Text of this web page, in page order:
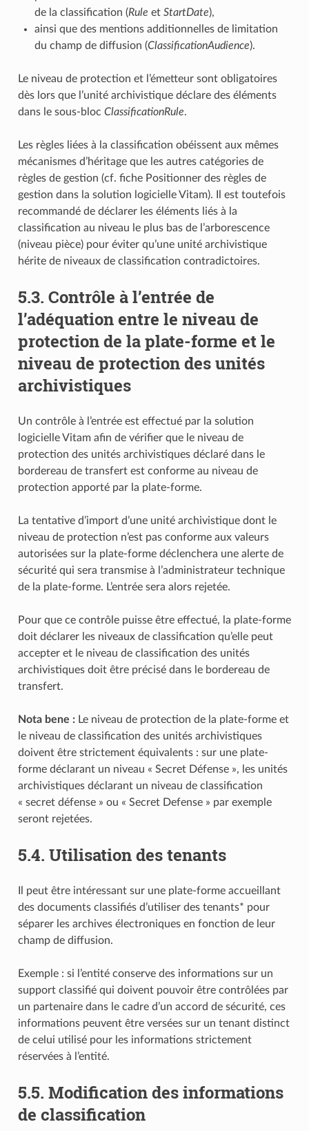
de la classification (Rule et StartDate),
ainsi que des mentions additionnelles de limitation
du champ de diffusion (ClassificationAudience).
Le niveau de protection et l’émetteur sont obligatoires
dès lors que l’unité archivistique déclare des éléments
dans le sous-bloc ClassificationRule.
Les règles liées à la classification obéissent aux mêmes
mécanismes d’héritage que les autres catégories de
règles de gestion (cf. fiche Positionner des règles de
gestion dans la solution logicielle Vitam). Il est toutefois
recommandé de déclarer les éléments liés à la
classification au niveau le plus bas de l’arborescence
(niveau pièce) pour éviter qu’une unité archivistique
hérite de niveaux de classification contradictoires.
5.3. Contrôle à l’entrée de
l’adéquation entre le niveau de
protection de la plate-forme et le
niveau de protection des unités
archivistiques
Un contrôle à l’entrée est effectué par la solution
logicielle Vitam afin de vérifier que le niveau de
protection des unités archivistiques déclaré dans le
bordereau de transfert est conforme au niveau de
protection apporté par la plate-forme.
La tentative d’import d’une unité archivistique dont le
niveau de protection n’est pas conforme aux valeurs
autorisées sur la plate-forme déclenchera une alerte de
sécurité qui sera transmise à l’administrateur technique
de la plate-forme. L’entrée sera alors rejetée.
Pour que ce contrôle puisse être effectué, la plate-forme
doit déclarer les niveaux de classification qu’elle peut
accepter et le niveau de classification des unités
archivistiques doit être précisé dans le bordereau de
transfert.
Nota bene :Le niveau de protection de la plate-forme et
le niveau de classification des unités archivistiques
doivent être strictement équivalents : sur une plate-
forme déclarant un niveau « Secret Défense », les unités
archivistiques déclarant un niveau de classification
« secret défense » ou « Secret Defense » par exemple
seront rejetées.
5.4. Utilisation des tenants
Il peut être intéressant sur une plate-forme accueillant
des documents classifiés d’utiliser des tenants* pour
séparer les archives électroniques en fonction de leur
champ de diffusion.
Exemple : si l’entité conserve des informations sur un
support classifié qui doivent pouvoir être contrôlées par
un partenaire dans le cadre d’un accord de sécurité, ces
informations peuvent être versées sur un tenant distinct
de celui utilisé pour les informations strictement
réservées à l’entité.
5.5. Modification des informations
de classification